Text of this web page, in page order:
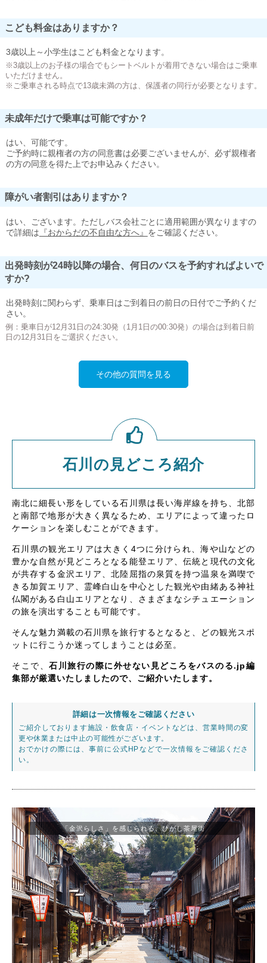
こども料金はありますか？
3歳以上～小学生はこども料金となります。
※3歳以上のお子様の場合でもシートベルトが着用できない場合はご乗車
いただけません。
※ご乗車される時点で13歳未満の方は、保護者の同行が必要となります。
未成年だけで乗車は可能ですか？
はい、可能です。
ご予約時に親権者の方の同意書は必要ございませんが、必ず親権者
の方の同意を得た上でお申込みください。
障がい者割引はありますか？
はい、ございます。ただしバス会社ごとに適用範囲が異なりますの
で詳細は 『おからだの不自由な方へ』 をご確認ください。
出発時刻が24時以降の場合、何日のバスを予約すればよいで
すか?
出発時刻に関わらず、乗車日はご到着日の前日の日付でご予約くだ
さい。
例：乗車日が12月31日の24:30発（1月1日の00:30発）の場合は到着日前
日の12月31日をご選択ください。
その他の質問を見る
石川の見どころ紹介
南北に細長い形をしている石川県は長い海岸線を持ち、北部
と南部で地形が大きく異なるため、エリアによって違ったロ
ケーションを楽しむことができます。
石川県の観光エリアは大きく4つに分けられ、海や山などの
豊かな自然が見どころとなる能登エリア、伝統と現代の文化
が共存する金沢エリア、北陸屈指の泉質を持つ温泉を満喫で
きる加賀エリア、霊峰白山を中心とした観光や由緒ある神社
仏閣がある白山エリアとなり、さまざまなシチュエーション
の旅を演出することも可能です。
そんな魅力満載の石川県を旅行するとなると、どの観光スポ
ットに行こうか迷ってしまうことは必至。
そこで、石川旅行の際に外せない見どころをバスのる.jp編
集部が厳選いたしましたので、ご紹介いたします。
詳細は一次情報をご確認ください
ご紹介しております施設・飲食店・イベントなどは、営業時間の変
更や休業または中止の可能性がございます。
おでかけの際には、事前に公式HPなどで一次情報をご確認くださ
い。
「金沢らしさ」を感じられる、ひがし茶屋街